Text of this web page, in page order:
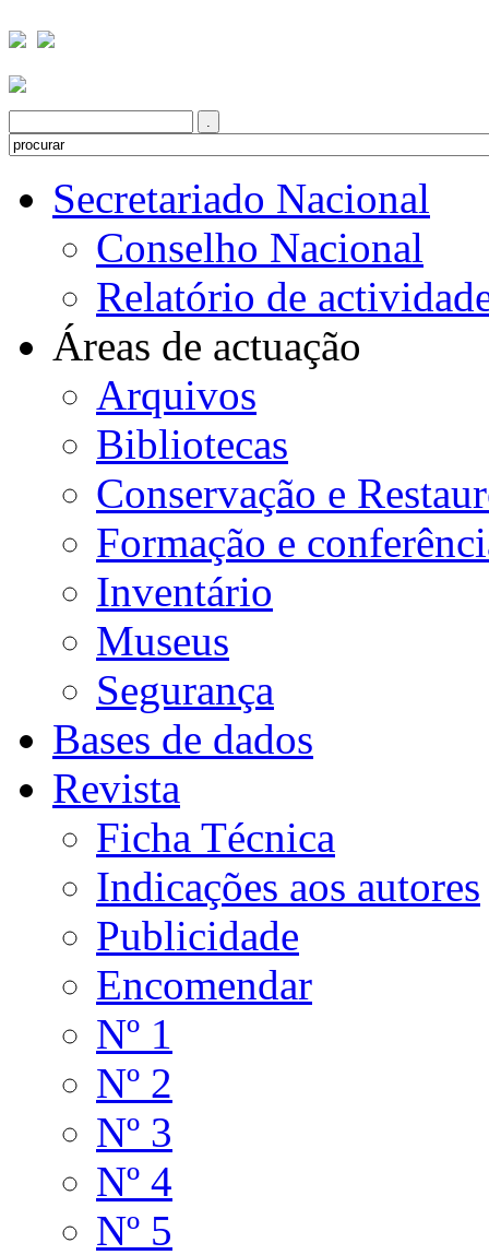
Secretariado Nacional
Conselho Nacional
Relatório de
Áreas de actuação
Arquivos
Bibliotecas
Conservação e
Formação e
Inventário
Museus
Segurança
Bases de dados
Revista
Ficha Técnica
Indicações aos autores
Publicidade
Encomendar
Nº 1
Nº 2
Nº 3
Nº 4
Nº 5